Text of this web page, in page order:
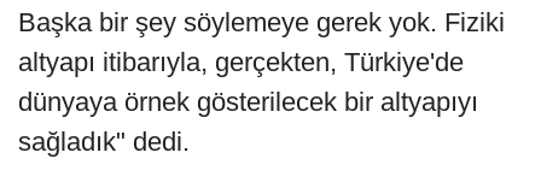
Başka bir şey söylemeye gerek yok. Fiziki
altyapı itibarıyla, gerçekten, Türkiye'de
dünyaya örnek gösterilecek bir altyapıyı
sağladık" dedi.